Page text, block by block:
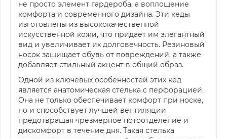
не просто элемент гардероба, а воплощение
комфорта и современного дизайна. Эти кеды
изготовлены из высококачественной
искусственной кожи, что придает им элегантный
вид и увеличивает их долговечность. Резиновый
носок защищает обувь от повреждений, а также
добавляет стильный акцент в общий образ.
Одной из ключевых особенностей этих кед
является анатомическая стелька с перфорацией.
Она не только обеспечивает комфорт при носке,
но и способствует лучшей вентиляции,
предотвращая чрезмерное потоотделение и
дискомфорт в течение дня. Такая стелька